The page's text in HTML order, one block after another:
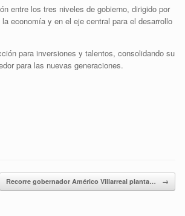
entre los tres niveles de gobierno, dirigido por
economía y en el eje central para el desarrollo
para inversiones y talentos, consolidando su
para las nuevas generaciones.
Recorre gobernador Américo Villarreal planta… →